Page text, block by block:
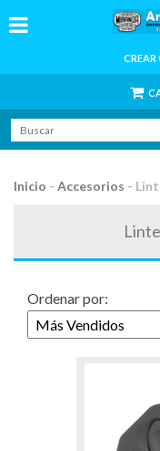
CREAR
Inicio - Accesorios -
Ordenar por: